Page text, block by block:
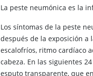
La peste neumónica es la
Los síntomas de la peste
después de la exposición
escalofríos, ritmo cardíaco
cabeza. En las siguientes
esputo transparente, que